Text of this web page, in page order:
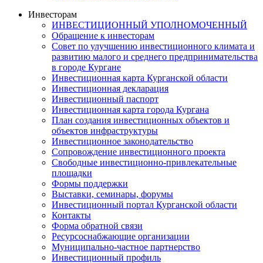
Инвесторам
ИНВЕСТИЦИОННЫЙ УПОЛНОМОЧЕННЫЙ
Обращение к инвесторам
Совет по улучшению инвестиционного климата и
развитию малого и среднего предпринимательства
в городе Кургане
Инвестиционная карта Курганской области
Инвестиционная декларация
Инвестиционный паспорт
Инвестиционная карта города Кургана
План создания инвестиционных объектов и
объектов инфраструктуры
Инвестиционное законодательство
Сопровождение инвестиционного проекта
Свободные инвестиционно-привлекательные
площадки
Формы поддержки
Выставки, семинары, форумы
Инвестиционный портал Курганской области
Контакты
Форма обратной связи
Ресурсоснабжающие организации
Муниципально-частное партнерство
Инвестиционный профиль